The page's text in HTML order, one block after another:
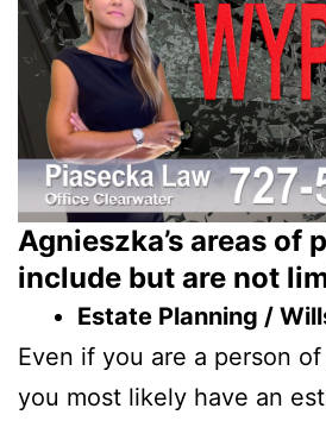
Agnieszka’s areas of
include but are not
Estate Planning /
Even if you are a person
you most likely have an